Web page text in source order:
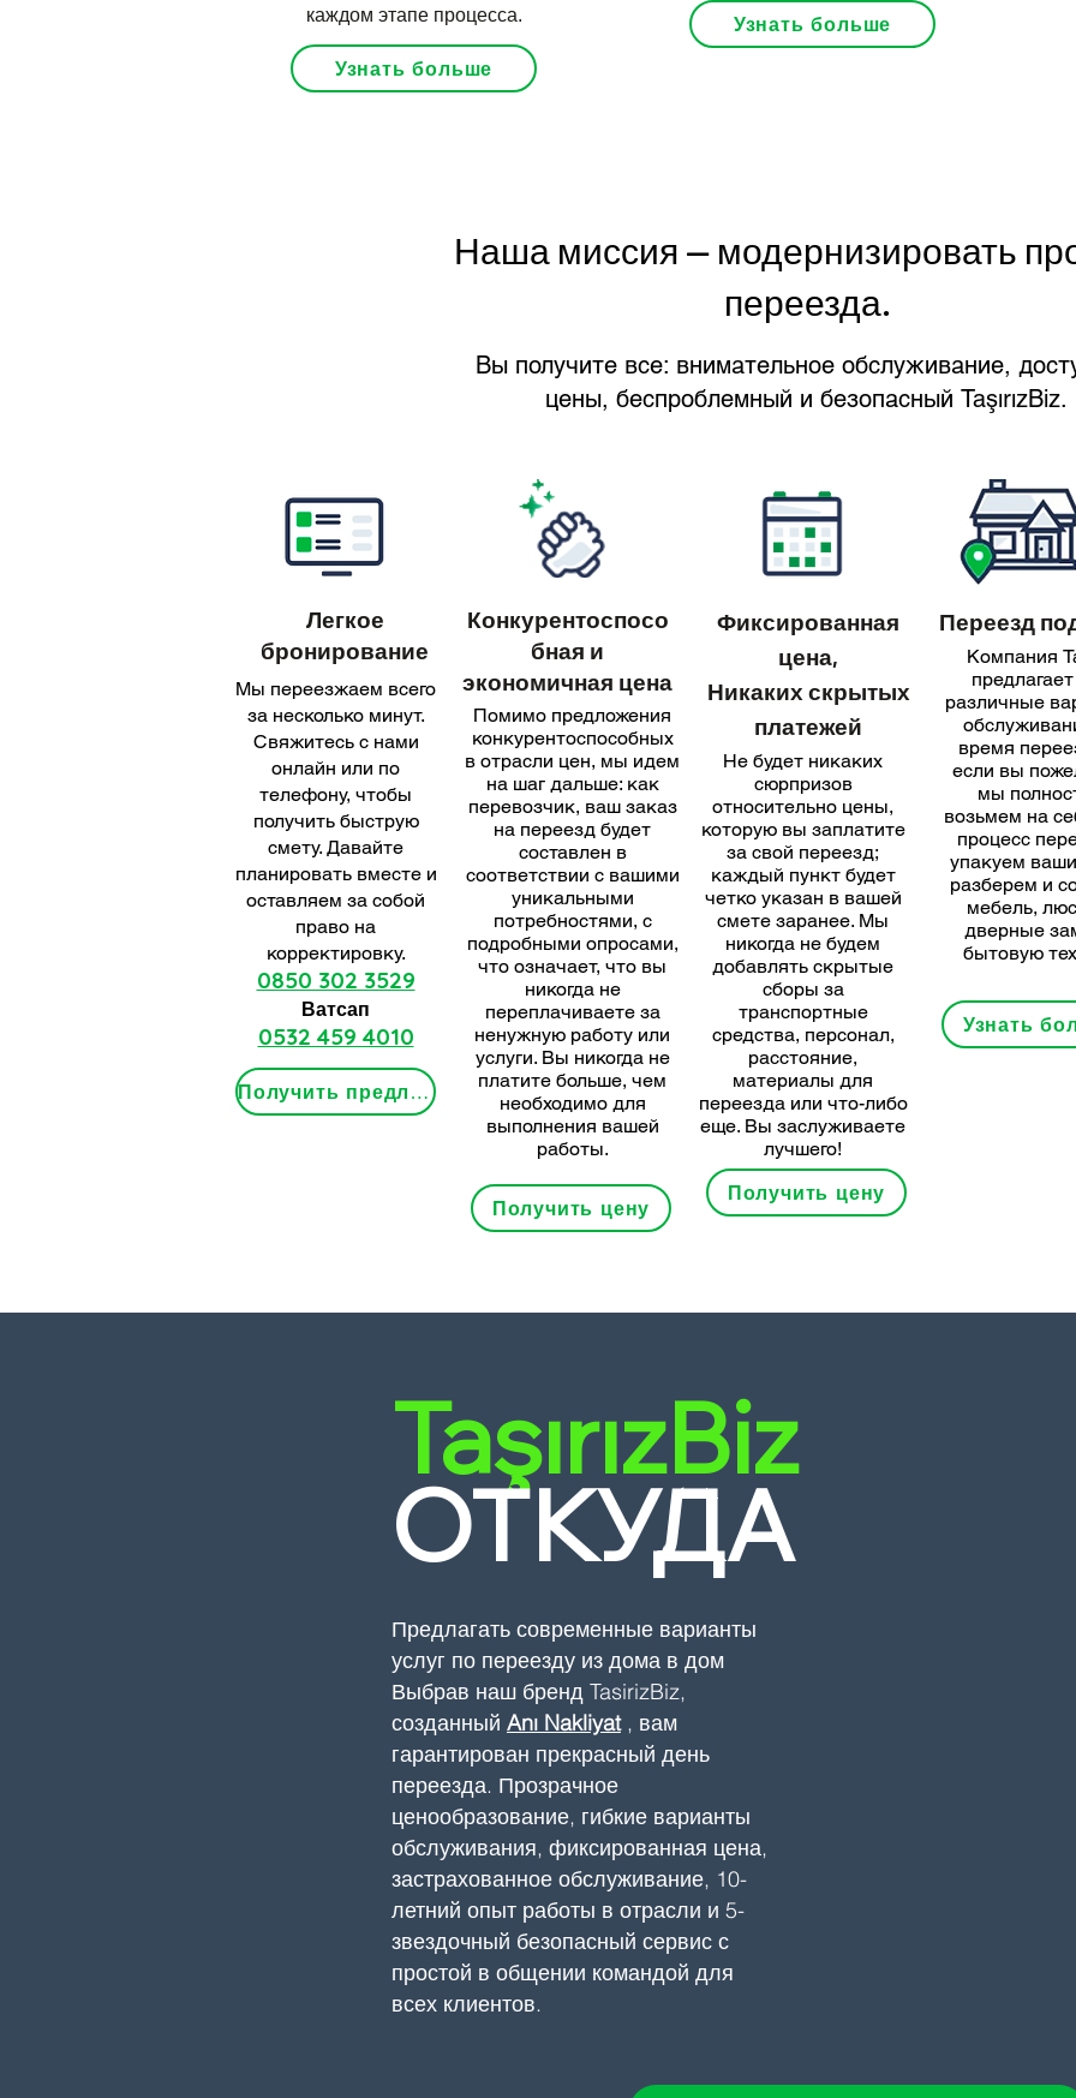
каждом этапе процесса.
Узнать больше
Узнать больше
Наша миссия — модернизировать
переезда.
Вы получите все: внимательное обслуживание,
цены, беспроблемный и безопасный TaşırızBiz.
Легкое
бронирование
Мы переезжаем всего
за несколько минут.
Свяжитесь с нами
онлайн или по
телефону, чтобы
получить быструю
смету. Давайте
планировать вместе и
оставляем за собой
право на
корректировку.
0850 302 3529
Ватсап
0532 459 4010
Получить предложение
Конкурентоспосо
бная и
экономичная цена
Помимо предложения
конкурентоспособных
в отрасли цен, мы идем
на шаг дальше: как
перевозчик, ваш заказ
на переезд будет
составлен в
соответствии с вашими
уникальными
потребностями, с
подробными опросами,
что означает, что вы
никогда не
переплачиваете за
ненужную работу или
услуги. Вы никогда не
платите больше, чем
необходимо для
выполнения вашей
работы.
Получить цену
Фиксированная
цена,
Никаких скрытых
платежей
Не будет никаких
сюрпризов
относительно цены,
которую вы заплатите
за свой переезд;
каждый пункт будет
четко указан в вашей
смете заранее. Мы
никогда не будем
добавлять скрытые
сборы за
транспортные
средства, персонал,
расстояние,
материалы для
переезда или что-либо
еще. Вы заслуживаете
лучшего!
Получить цену
Переезд
Компания
различные
время
если вы
мы
возьмем на
процесс
упакуем
разберем и
мебель,
дверные
бытовую
Узнать
TaşırızBiz
ОТКУДА
Предлагать современные варианты
услуг по переезду из дома в дом
Выбрав наш бренд TasirizBiz,
созданный Anı Nakliyat, вам
гарантирован прекрасный день
переезда. Прозрачное
ценообразование, гибкие варианты
обслуживания, фиксированная цена,
застрахованное обслуживание, 10-
летний опыт работы в отрасли и 5-
звездочный безопасный сервис с
простой в общении командой для
всех клиентов.